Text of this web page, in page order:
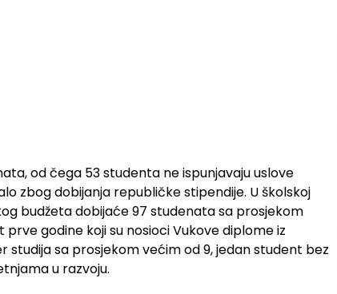
od čega 53 studenta ne ispunjavaju uslove
zbog dobijanja republičke stipendije. U školskoj
budžeta dobijaće 97 studenata sa prosjekom
godine koji su nosioci Vukove diplome iz
studija sa prosjekom većim od 9, jedan student bez
u razvoju.